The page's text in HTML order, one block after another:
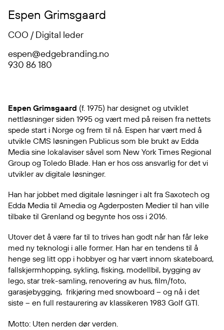
Espen Grimsgaard
COO / Digital leder
espen@edgebranding.no
930 86 180
Espen Grimsgaard (f. 1975) har designet og utviklet
nettløsninger siden 1995 og vært med på reisen fra nettets
spede start i Norge og frem til nå. Espen har vært med å
utvikle CMS løsningen Publicus som ble brukt av Edda
Media sine lokalaviser såvel som New York Times Regional
Group og Toledo Blade. Han er hos oss ansvarlig for det vi
utvikler av digitale løsninger.
Han har jobbet med digitale løsninger i alt fra Saxotech og
Edda Media til Amedia og Agderposten Medier til han ville
tilbake til Grenland og begynte hos oss i 2016.
Utover det å være far til to trives han godt når han får leke
med ny teknologi i alle former. Han har en tendens til å
henge seg litt opp i hobbyer og har vært innom skateboard,
fallskjermhopping, sykling, fisking, modellbil, bygging av
lego, star trek-samling, renovering av hus, film/foto,
garasjebygging, frikjøring med snowboard – og nå i det
siste – en full restaurering av klassikeren 1983 Golf GTI.
Motto: Uten nerden dør verden.